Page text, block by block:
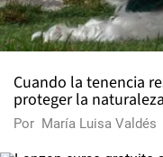
Cuando la tenencia
proteger la naturaleza
Por María Luisa Valdés